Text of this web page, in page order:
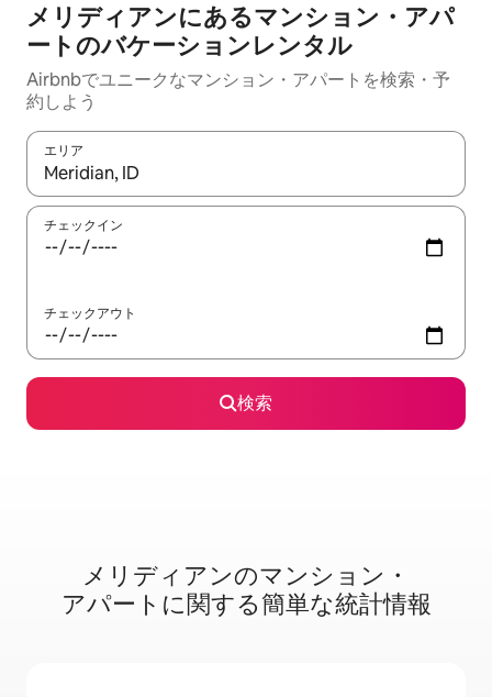
メリディアンにあるマンション・アパ
ートのバケーションレンタル
Airbnbでユニークなマンション・アパートを検索・予
約しよう
エリア
検索結果が表示されたら、上下の矢印キーを使って移動するか
チェックイン
チェックアウト
検索
メリディアンのマ⁠ン⁠シ⁠ョ⁠ン・
ア⁠パ⁠ー⁠ト⁠に関⁠す⁠る簡⁠単⁠な統⁠計⁠情⁠報